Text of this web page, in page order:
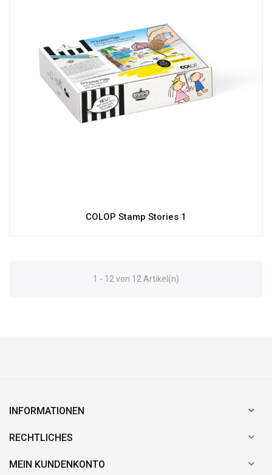
COLOP Stamp Stories 1
1 - 12 von 12 Artikel(n)
INFORMATIONEN 
RECHTLICHES 
MEIN KUNDENKONTO 